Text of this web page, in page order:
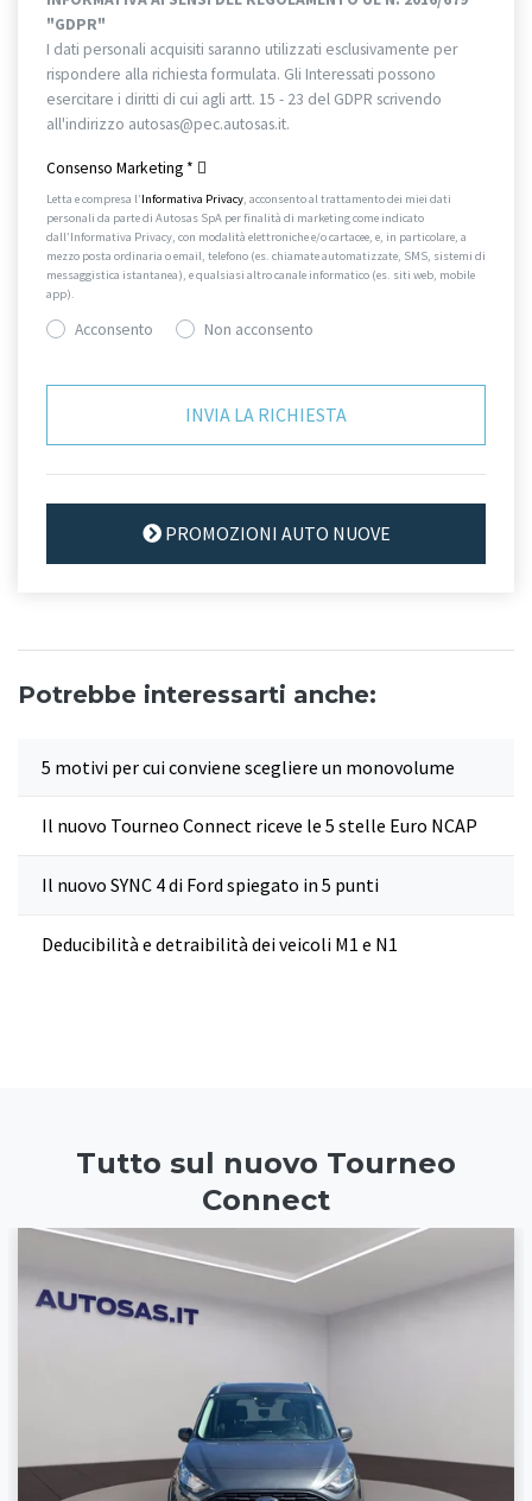
"GDPR"
I dati personali acquisiti saranno utilizzati esclusivamente per
rispondere alla richiesta formulata. Gli Interessati possono
esercitare i diritti di cui agli artt. 15 - 23 del GDPR scrivendo
all'indirizzo autosas@pec.autosas.it.
Consenso Marketing *
Letta e compresa l’Informativa Privacy, acconsento al trattamento dei miei dati
personali da parte di Autosas SpA per finalità di marketing come indicato
dall’Informativa Privacy, con modalità elettroniche e/o cartacee, e, in particolare, a
mezzo posta ordinaria o email, telefono (es. chiamate automatizzate, SMS, sistemi di
messaggistica istantanea), e qualsiasi altro canale informatico (es. siti web, mobile
app).
Acconsento Non acconsento
PROMOZIONI AUTO NUOVE
Potrebbe interessarti anche:
5 motivi per cui conviene scegliere un monovolume
Il nuovo Tourneo Connect riceve le 5 stelle Euro NCAP
Il nuovo SYNC 4 di Ford spiegato in 5 punti
Deducibilità e detraibilità dei veicoli M1 e N1
Tutto sul nuovo Tourneo
Connect